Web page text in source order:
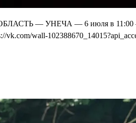
ОБЛАСТЬ — УНЕЧА — 6 июля в
wall-